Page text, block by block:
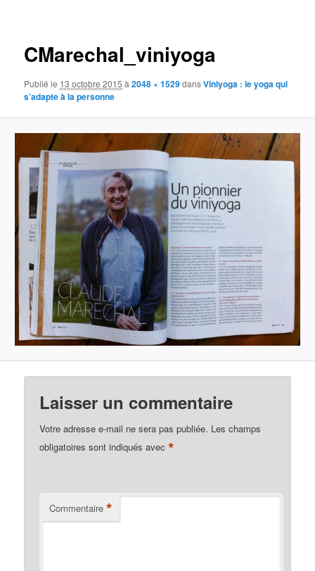
CMarechal_viniyoga
Publié le 13 octobre 2015 à2048 × 1529dansViniyoga : le yoga qui
s’adapte à la personne
Laisser un commentaire
Votre adresse e-mail ne sera pas publiée. Les champs
obligatoires sont indiqués avec*
Commentaire *